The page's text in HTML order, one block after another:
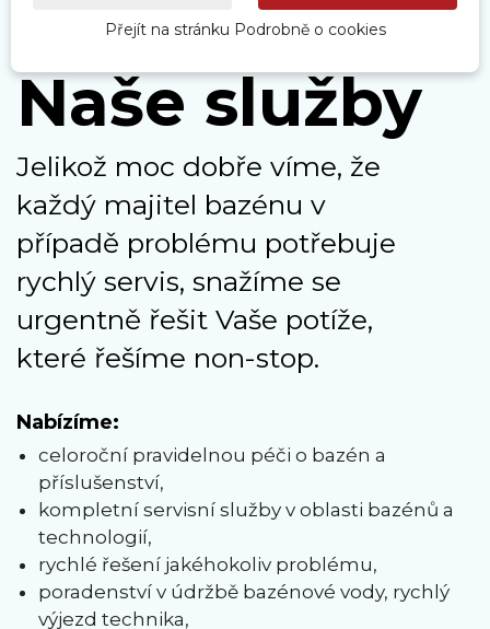
Naše služby
Jelikož moc dobře víme, že
každý majitel bazénu v
případě problému potřebuje
rychlý servis, snažíme se
urgentně řešit Vaše potíže,
které řešíme non-stop.
Nabízíme:
celoroční pravidelnou péči o bazén a
příslušenství,
kompletní servisní služby v oblasti bazénů a
technologií,
rychlé řešení jakéhokoliv problému,
poradenství v údržbě bazénové vody, rychlý
výjezd technika,
Přejít na stránku Podrobně o cookies